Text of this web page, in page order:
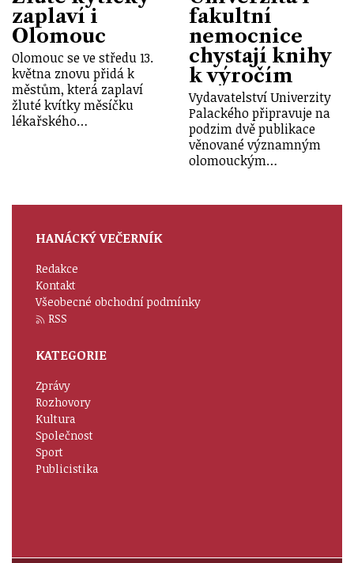
zaplaví i
Olomouc
Olomouc se ve středu 13.
května znovu přidá k
městům, která zaplaví
žluté kvítky měsíčku
lékařského…
fakultní
nemocnice
chystají knihy
k výročím
Vydavatelství Univerzity
Palackého připravuje na
podzim dvě publikace
věnované významným
olomouckým…
HANÁCKÝ VEČERNÍK
Redakce
Kontakt
Všeobecné obchodní podmínky
RSS
KATEGORIE
Zprávy
Rozhovory
Kultura
Společnost
Sport
Publicistika